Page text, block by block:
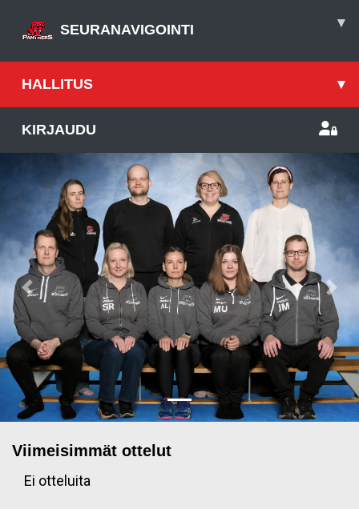
SEURANAVIGOINTI ▾
HALLITUS ▾
KIRJAUDU
Previous
Viimeisimmät ottelut
Ei otteluita